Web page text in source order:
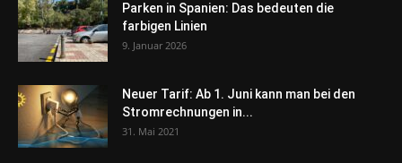
Parken in Spanien: Das bedeuten die
farbigen Linien
9. Januar 2026
Neuer Tarif: Ab 1. Juni kann man bei den
Stromrechnungen in...
31. Mai 2021